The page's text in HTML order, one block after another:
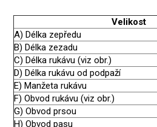
Velikost
A) Délka zepředu
B) Délka zezadu
C) Délka rukávu (viz obr.)
D) Délka rukávu od podpaží
E) Manžeta rukávu
F) Obvod rukávu (viz obr.)
G) Obvod prsou
H) Obvod pasu